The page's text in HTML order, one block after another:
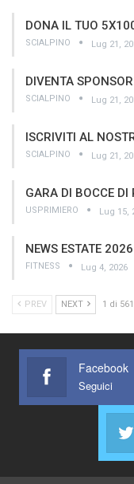
DONA IL TUO
SCIALPINO Lug 21,
DIVENTA
SCIALPINO Lug 21,
ISCRIVITI AL
SCIALPINO Lug 21,
GARA DI BOCCE
USPRIMIERO Lug 15,
NEWS ESTATE 2026
FITNESS Lug 4, 2026
PREV NEXT 1 di 561
Facebook
Seguici